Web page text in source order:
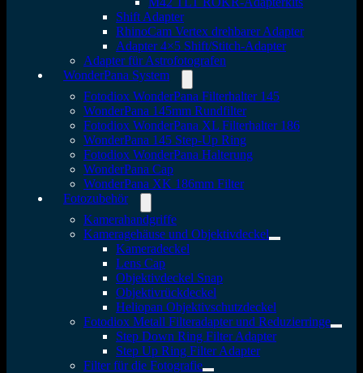
Shift Adapter
RhinoCam Vertex drehbarer Adapter
Adapter 4×5 Shift/Stitch-Adapter
Adapter für Astrofotografen
WonderPana System
Fotodiox WonderPana Filterhalter 145
WonderPana 145mm Rundfilter
Fotodiox WonderPana XL Filterhalter 186
WonderPana 145 Step-Up Ring
Fotodiox WonderPana Halterung
WonderPana Cap
WonderPana XK 186mm Filter
Fotozubehör
Kamerahandgriffe
Kameragehäuse und Objektivdeckel
Kameradeckel
Lens Cap
Objektivdeckel Snap
Objektivrückdeckel
Heliopan Objektivschutzdeckel
Fotodiox Metall Filteradapter und Reduzierringe
Step Down Ring Filter Adapter
Step Up Ring Filter Adapter
Filter für die Fotografie